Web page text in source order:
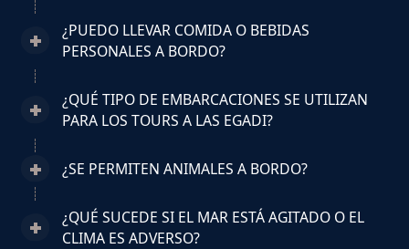
¿PUEDO LLEVAR COMIDA O BEBIDAS
PERSONALES A BORDO?
¿QUÉ TIPO DE EMBARCACIONES SE UTILIZAN
PARA LOS TOURS A LAS EGADI?
¿SE PERMITEN ANIMALES A BORDO?
¿QUÉ SUCEDE SI EL MAR ESTÁ AGITADO O EL
CLIMA ES ADVERSO?